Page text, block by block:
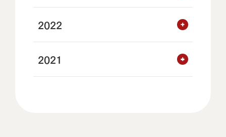
WOOD DESIGN賞受賞
2022
2021